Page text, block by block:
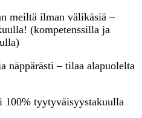
meiltä ilman välikäsiä –
(kompetenssilla ja
näppärästi – tilaa alapuolelta
100% tyytyväisyystakuulla